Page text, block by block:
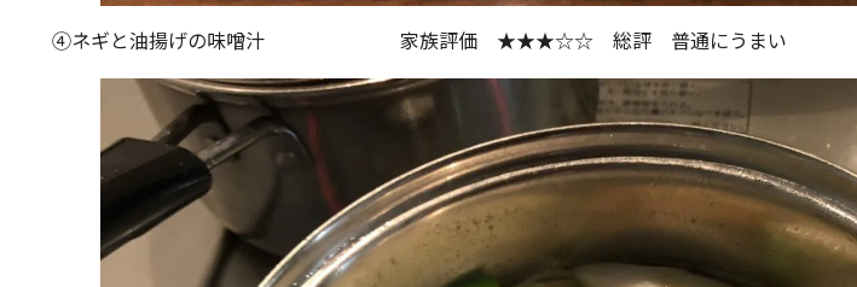
④ネギと油揚げの味噌汁 家族評価 ★★★☆☆ 総評 普通にうまい